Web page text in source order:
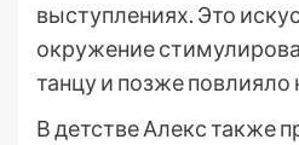
выступлениях. Это
окружение
танцу и позже повлияло
В детстве Алекс также